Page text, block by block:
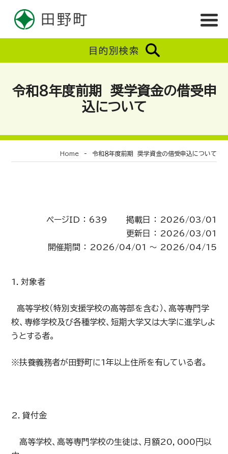
目的別検索
令和８年度前期 奨学資金の借受申
込について
Home - 令和８年度前期 奨学資金の借受申込について
ページID ： 639 掲載日 ： 2026/03/01
更新日 ： 2026/03/01
開催期間 ： 2026/04/01 ～ 2026/04/15
1．対象者
高等学校（特別支援学校の高等部を含む）、高等専門学
校、専修学校及び各種学校、短期大学又は大学に進学しよ
うとする者。
※扶養義務者が田野町に1年以上住所を有している者。
2．貸付金
高等学校、高等専門学校の生徒は、月額20，000円以